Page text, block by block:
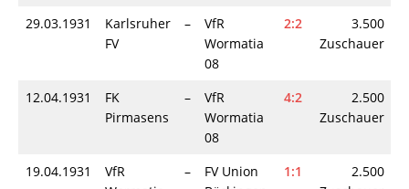
29.03.1931
Karlsruher
FV
–
VfR
Wormatia
08
2:2
3.500
Zuschauer
12.04.1931
FK
Pirmasens
–
VfR
Wormatia
08
4:2
2.500
Zuschauer
19.04.1931
VfR
–
FV Union
1:1
2.500